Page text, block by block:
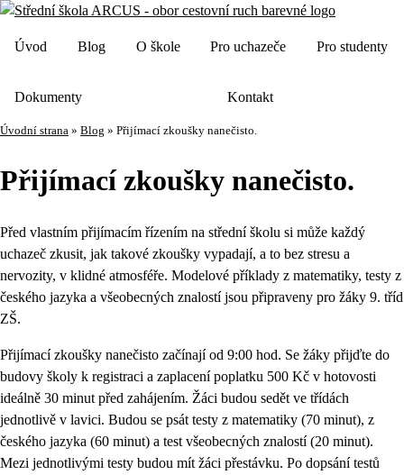
Úvod Blog O škole Pro uchazeče Pro studenty
Dokumenty Kontakt
Úvodní strana » Blog » Přijímací zkoušky nanečisto.
Přijímací zkoušky nanečisto.
Před vlastním přijímacím řízením na střední školu si může každý
uchazeč zkusit, jak takové zkoušky vypadají, a to bez stresu a
nervozity, v klidné atmosféře. Modelové příklady z matematiky, testy z
českého jazyka a všeobecných znalostí jsou připraveny pro žáky 9. tříd
ZŠ.
Přijímací zkoušky nanečisto začínají od 9:00 hod. Se žáky přijďte do
budovy školy k registraci a zaplacení poplatku 500 Kč v hotovosti
ideálně 30 minut před zahájením. Žáci budou sedět ve třídách
jednotlivě v lavici. Budou se psát testy z matematiky (70 minut), z
českého jazyka (60 minut) a test všeobecných znalostí (20 minut).
Mezi jednotlivými testy budou mít žáci přestávku. Po dopsání testů